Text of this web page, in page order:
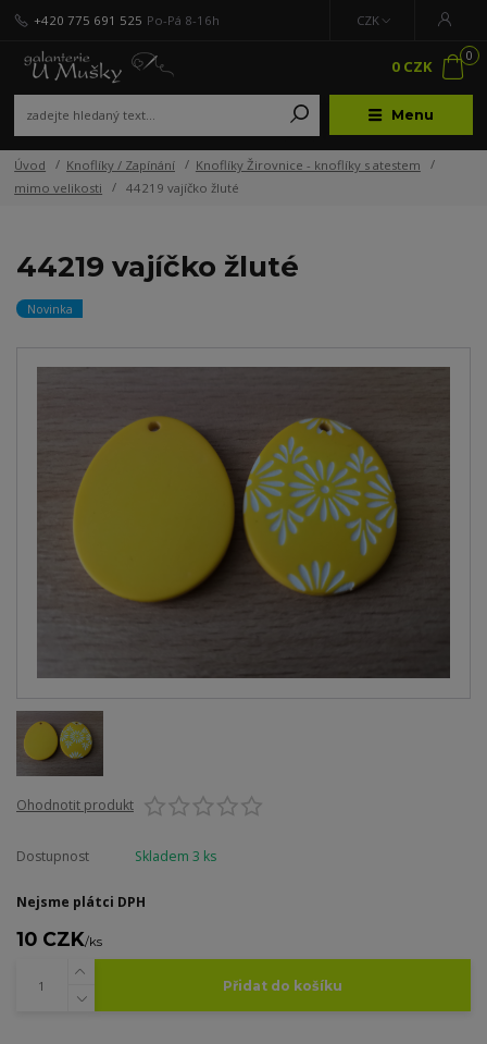
Menu
CZK
+420 775 691 525 Po-Pá 8-16h
0
0 CZK
Úvod Knoflíky / Zapínání
Knoflíky Žirovnice - knoflíky s atestem
mimo velikosti
44219 vajíčko žluté
44219 vajíčko žluté
Novinka
Ohodnotit produkt
Dostupnost Skladem 3 ks
Nejsme plátci DPH
10 CZK/ks
Přidat do košíku